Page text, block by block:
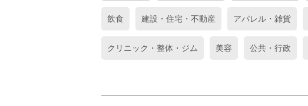
飲食 建設・住宅・不動産 アパレル・雑貨
クリニック・整体・ジム 美容 公共・行政